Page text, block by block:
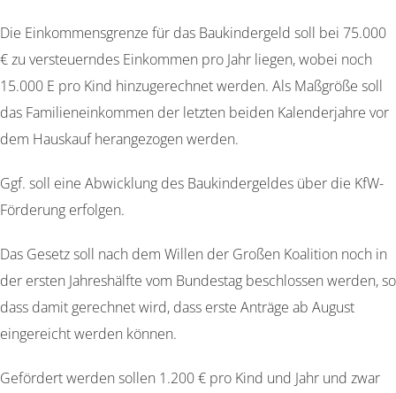
Die Einkommensgrenze für das Baukindergeld soll bei 75.000
€ zu versteuerndes Einkommen pro Jahr liegen, wobei noch
15.000 E pro Kind hinzugerechnet werden. Als Maßgröße soll
das Familieneinkommen der letzten beiden Kalenderjahre vor
dem Hauskauf herangezogen werden.
Ggf. soll eine Abwicklung des Baukindergeldes über die KfW-
Förderung erfolgen.
Das Gesetz soll nach dem Willen der Großen Koalition noch in
der ersten Jahreshälfte vom Bundestag beschlossen werden, so
dass damit gerechnet wird, dass erste Anträge ab August
eingereicht werden können.
Gefördert werden sollen 1.200 € pro Kind und Jahr und zwar